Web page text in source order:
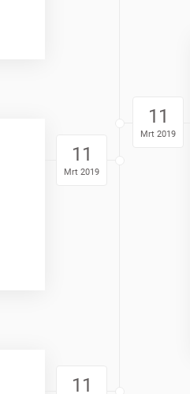
11
Mrt 2019
11
11
Mrt 2019